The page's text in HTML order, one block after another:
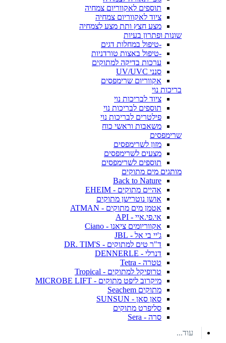
תוספים לאקווריום צמחיה
ציוד לאקווריום צמחיה
מצע חצץ ותת מצע לצמחיה
שונות ופתרון בעיות
-טיפול במחלות דגים
-טיפול באצות טורדניות
ערכות בדיקה למתוקים
סנני UV/UVC
אקווריום שרימפסים
בריכות נוי
ציוד לבריכות נוי
תוספים לבריכות נוי
פילטרים לבריכות נוי
משאבות וראשי כוח
שרימפסים
מזון לשרימפסים
מצעים לשרימפסים
תוספים לשרימפסים
מותגים מים מתוקים
Back to Nature
אהיים מתוקים - EHEIM
אושן נוטרישן מתוקים
אטמן מים מתוקים - ATMAN
אי.פי.איי - API
אקווריומים ציאנו - Ciano
ג'יי בי אל - JBL
ד"ר טים למתוקים - DR. TIM'S
דנרלי - DENNERLE
טטרה - Tetra
טרופיקל למתוקים - Tropical
מיקרוב ליפט מתוקים - MICROBE LIFT
מתוקים Seachem
סאן סאן - SUNSUN
סליפרט מתוקים
סרה - Sera
עוד...